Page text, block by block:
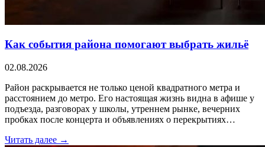
Как события района помогают выбрать жильё
02.08.2026
Район раскрывается не только ценой квадратного метра и
расстоянием до метро. Его настоящая жизнь видна в афише у
подъезда, разговорах у школы, утреннем рынке, вечерних
пробках после концерта и объявлениях о перекрытиях…
Читать далее →